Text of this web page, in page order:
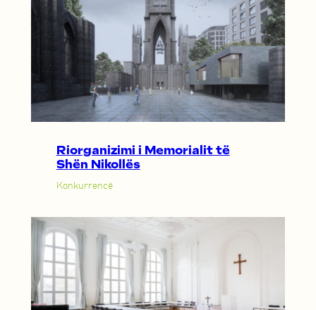
Riorganizimi i Memorialit të
Shën Nikollës
Konkurrencë